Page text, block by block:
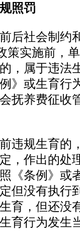
照罚
社会制约
策实施前，
，属于违法
》或生育行
抚养费征收
规生育的
，作出的处
《条例》或
但没有执行
育，但还没
育行为发生